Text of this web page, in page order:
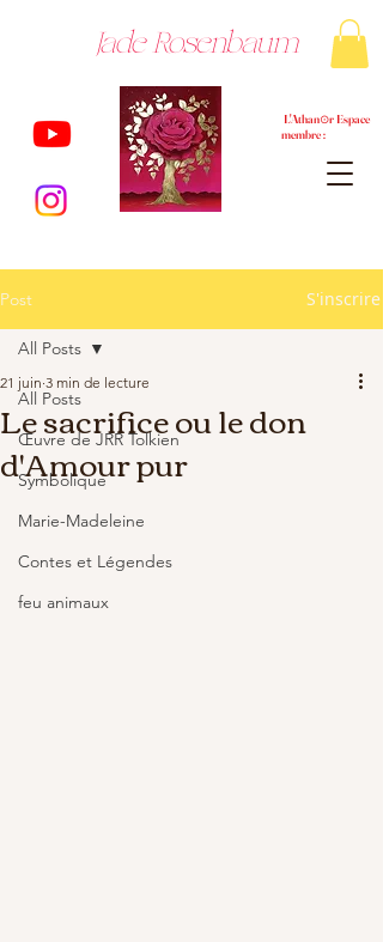
Jade Rosenbaum
L'Athan⊙r Espace
membre :
Post S'inscrire
All Posts
Œuvre de JRR Tolkien
Symbolique
Marie-Madeleine
Contes et Légendes
feu animaux
All Posts
Le sacrifice ou le don
d'Amour pur
21 juin 3 min de lecture